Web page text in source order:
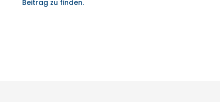
Beitrag zu finden.